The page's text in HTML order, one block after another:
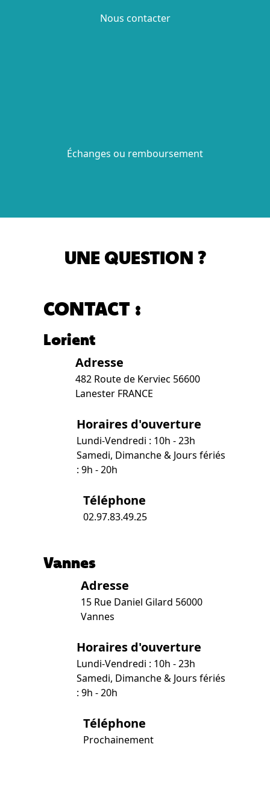
Nous contacter
Échanges ou remboursement
UNE QUESTION ?
CONTACT :
Lorient
Adresse
482 Route de Kerviec 56600
Lanester FRANCE
Horaires d'ouverture
Lundi-Vendredi : 10h - 23h
Samedi, Dimanche & Jours fériés
: 9h - 20h
Téléphone
02.97.83.49.25
Vannes
Adresse
15 Rue Daniel Gilard 56000
Vannes
Horaires d'ouverture
Lundi-Vendredi : 10h - 23h
Samedi, Dimanche & Jours fériés
: 9h - 20h
Téléphone
Prochainement